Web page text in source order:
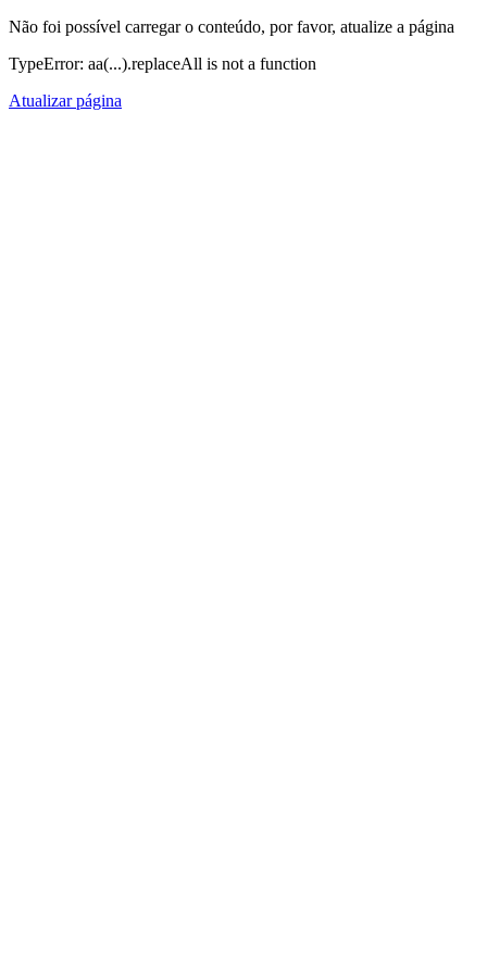
Não foi possível carregar o conteúdo, por favor, atualize a página
TypeError: aa(...).replaceAll is not a function
Atualizar página